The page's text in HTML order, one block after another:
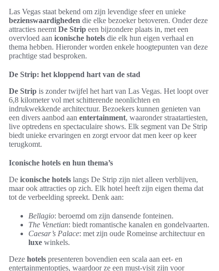
Las Vegas staat bekend om zijn levendige sfeer en unieke
bezienswaardigheden die elke bezoeker betoveren. Onder deze
attracties neemt De Strip een bijzondere plaats in, met een
overvloed aan iconische hotels die elk hun eigen verhaal en
thema hebben. Hieronder worden enkele hoogtepunten van deze
prachtige stad besproken.
De Strip: het kloppend hart van de stad
De Strip is zonder twijfel het hart van Las Vegas. Het loopt over
6,8 kilometer vol met schitterende neonlichten en
indrukwekkende architectuur. Bezoekers kunnen genieten van
een divers aanbod aan entertainment, waaronder straatartiesten,
live optredens en spectaculaire shows. Elk segment van De Strip
biedt unieke ervaringen en zorgt ervoor dat men keer op keer
terugkomt.
Iconische hotels en hun thema’s
De iconische hotels langs De Strip zijn niet alleen verblijven,
maar ook attracties op zich. Elk hotel heeft zijn eigen thema dat
tot de verbeelding spreekt. Denk aan:
Bellagio: beroemd om zijn dansende fonteinen.
The Venetian: biedt romantische kanalen en gondelvaarten.
Caesar’s Palace: met zijn oude Romeinse architectuur en
luxe winkels.
Deze hotels presenteren bovendien een scala aan eet- en
entertainmentopties, waardoor ze een must-visit zijn voor